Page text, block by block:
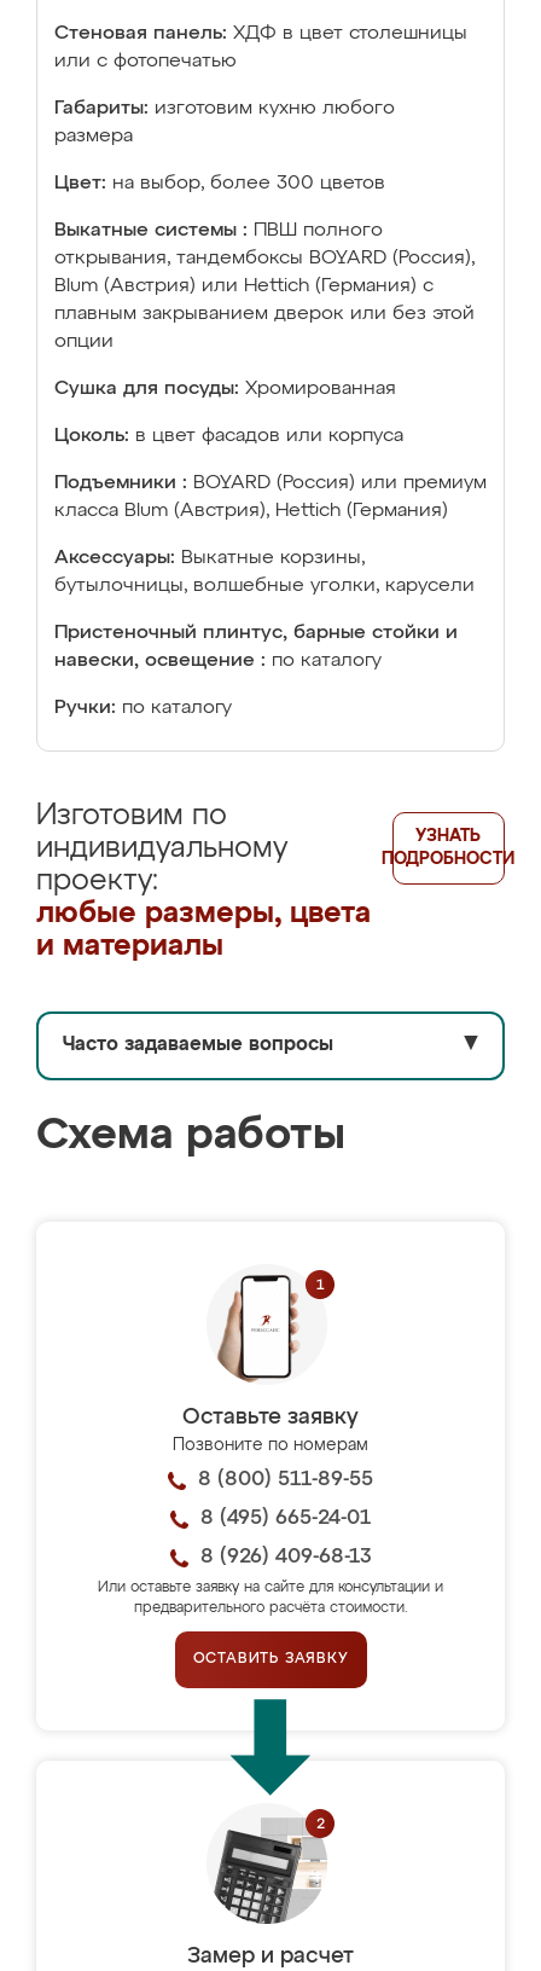
Стеновая панель: ХДФ в цвет столешницы
или с фотопечатью
Габариты: изготовим кухню любого
размера
Цвет: на выбор, более 300 цветов
Выкатные системы :
ПВШ полного
открывания, тандембоксы BOYARD (Россия),
Blum (Австрия) или Hettich (Германия) с
плавным закрыванием дверок или без этой
опции
Сушка для посуды: Хромированная
Цоколь: в цвет фасадов или корпуса
Подъемники : BOYARD (Россия) или премиум
класса Blum (Австрия), Hettich (Германия)
Аксессуары: Выкатные корзины,
бутылочницы, волшебные уголки, карусели
Пристеночный плинтус, барные стойки и
навески, освещение : по каталогу
Ручки: по каталогу
Изготовим по
индивидуальному
проекту:
любые размеры, цвета
и материалы
УЗНАТЬ
ПОДРОБНОСТИ
Часто задаваемые вопросы ▼
Схема работы
Оставьте заявку
Позвоните по номерам
8 (800) 511-89-55
8 (495) 665-24-01
8 (926) 409-68-13
Или оставьте заявку на сайте для консультации и
предварительного расчёта стоимости.
ОСТАВИТЬ ЗАЯВКУ
Замер и расчет